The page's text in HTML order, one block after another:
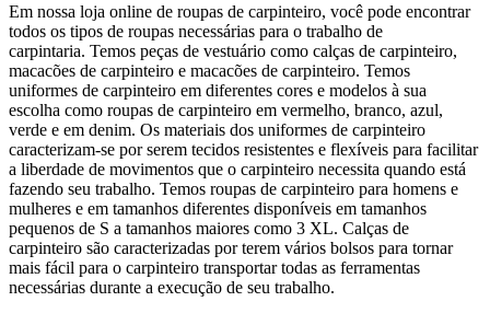
Em nossa loja online de roupas de carpinteiro, você pode encontrar
todos os tipos de roupas necessárias para o trabalho de
carpintaria. Temos peças de vestuário como calças de carpinteiro,
macacões de carpinteiro e macacões de carpinteiro. Temos
uniformes de carpinteiro em diferentes cores e modelos à sua
escolha como roupas de carpinteiro em vermelho, branco, azul,
verde e em denim. Os materiais dos uniformes de carpinteiro
caracterizam-se por serem tecidos resistentes e flexíveis para facilitar
a liberdade de movimentos que o carpinteiro necessita quando está
fazendo seu trabalho. Temos roupas de carpinteiro para homens e
mulheres e em tamanhos diferentes disponíveis em tamanhos
pequenos de S a tamanhos maiores como 3 XL. Calças de
carpinteiro são caracterizadas por terem vários bolsos para tornar
mais fácil para o carpinteiro transportar todas as ferramentas
necessárias durante a execução de seu trabalho.